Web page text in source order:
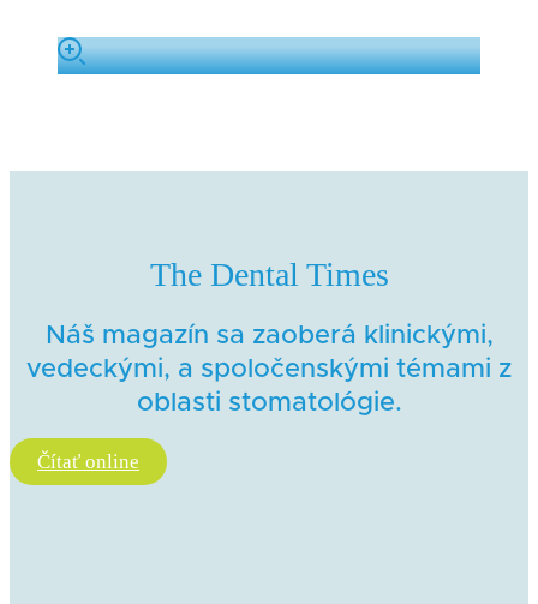
The Dental Times
Náš magazín sa zaoberá klinickými,
vedeckými, a spoločenskými témami z
oblasti stomatológie.
Čítať online